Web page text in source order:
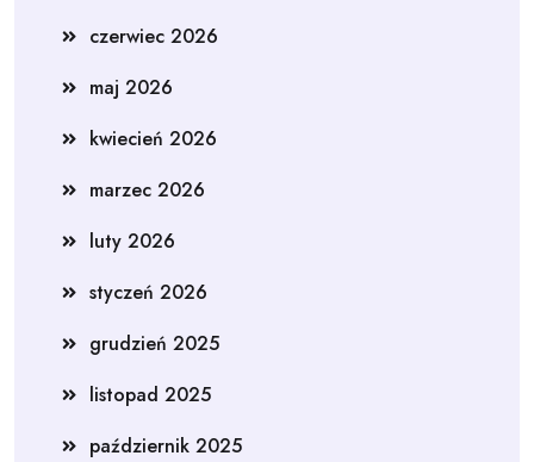
czerwiec 2026
maj 2026
kwiecień 2026
marzec 2026
luty 2026
styczeń 2026
grudzień 2025
listopad 2025
październik 2025